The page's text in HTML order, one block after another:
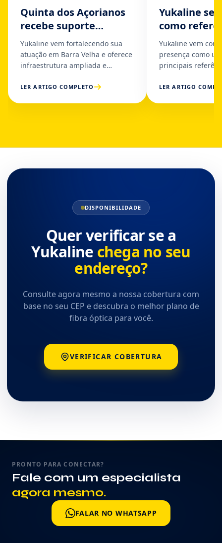
Quinta dos Açorianos
recebe suporte
dedicado da Yukaline
em Barra Velha
Yukaline vem fortalecendo sua
atuação em Barra Velha e oferece
infraestrutura ampliada e
voltados...
LER ARTIGO COMPLETO
Yukaline se
como
internet e
em
Sul
Yukaline vem
presença como
principais
em...
LER ARTIGO
DISPONIBILIDADE
Quer verificar se a
Yukaline chega no seu
endereço?
Consulte agora mesmo a nossa cobertura com
base no seu CEP e descubra o melhor plano de
fibra óptica para você.
VERIFICAR COBERTURA
PRONTO PARA CONECTAR?
Fale com um especialista
agora mesmo.
FALAR NO WHATSAPP